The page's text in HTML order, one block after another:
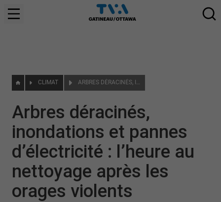
CLIMAT ARBRES DÉRACINÉS, INONDATIONS ET PANNES D’ÉLECTRICITÉ : L’HEURE AU NETTOYAGE APRÈS LES ORAGES VIOLENTS
Arbres déracinés,
inondations et pannes
d’électricité : l’heure au
nettoyage après les
orages violents